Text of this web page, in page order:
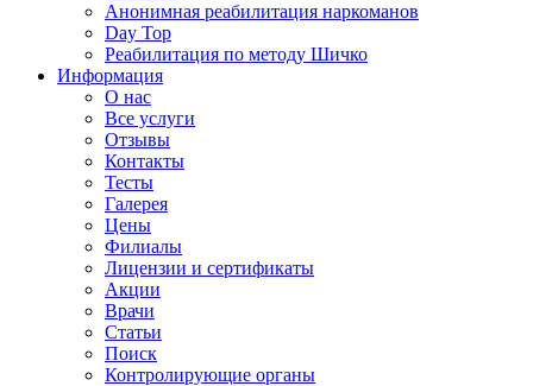
Анонимная реабилитация наркоманов
Day Top
Реабилитация по методу Шичко
Информация
О нас
Все услуги
Отзывы
Контакты
Тесты
Галерея
Цены
Филиалы
Лицензии и сертификаты
Акции
Врачи
Статьи
Поиск
Контролирующие органы